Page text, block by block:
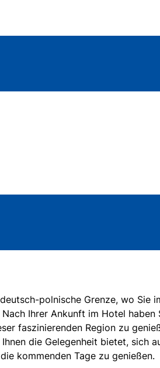
polnische Grenze, wo Sie
Ihrer Ankunft im Hotel haben
faszinierenden Region zu
die Gelegenheit bietet, sich
kommenden Tage zu genießen.